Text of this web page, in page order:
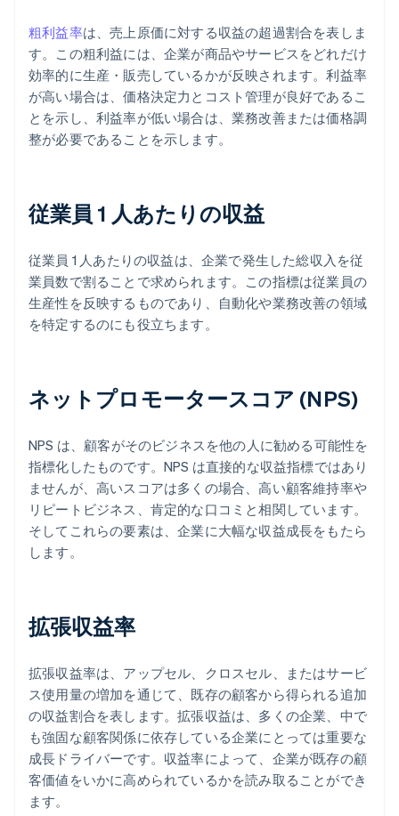
粗利益率は、売上原価に対する収益の超過割合を表しま
す。この粗利益には、企業が商品やサービスをどれだけ
効率的に生産・販売しているかが反映されます。利益率
が高い場合は、価格決定力とコスト管理が良好であるこ
とを示し、利益率が低い場合は、業務改善または価格調
整が必要であることを示します。
従業員 1 人あたりの収益
従業員 1 人あたりの収益は、企業で発生した総収入を従
業員数で割ることで求められます。この指標は従業員の
生産性を反映するものであり、自動化や業務改善の領域
を特定するのにも役立ちます。
ネットプロモータースコア (NPS)
NPS は、顧客がそのビジネスを他の人に勧める可能性を
指標化したものです。NPS は直接的な収益指標ではあり
ませんが、高いスコアは多くの場合、高い顧客維持率や
リピートビジネス、肯定的な口コミと相関しています。
そしてこれらの要素は、企業に大幅な収益成長をもたら
します。
拡張収益率
拡張収益率は、アップセル、クロスセル、またはサービ
ス使用量の増加を通じて、既存の顧客から得られる追加
の収益割合を表します。拡張収益は、多くの企業、中で
も強固な顧客関係に依存している企業にとっては重要な
成長ドライバーです。収益率によって、企業が既存の顧
客価値をいかに高められているかを読み取ることができ
ます。